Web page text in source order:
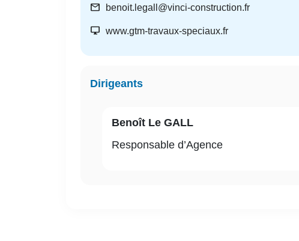
mail benoit.legall@vinci-construction.fr
desktop_windows www.gtm-travaux-speciaux.fr
Dirigeants
Benoît Le GALL
Responsable d’Agence